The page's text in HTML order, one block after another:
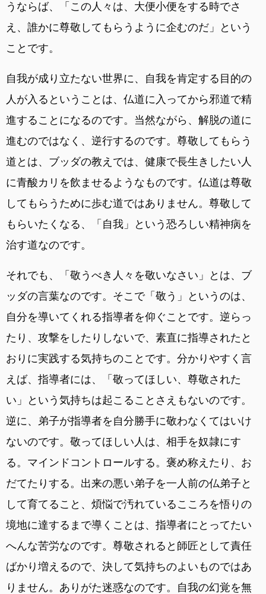
うならば、「この人々は、大便小便をする時でさ
え、誰かに尊敬してもらうように企むのだ」という
ことです。
自我が成り立たない世界に、自我を肯定する目的の
人が入るということは、仏道に入ってから邪道で精
進することになるのです。当然ながら、解脱の道に
進むのではなく、逆行するのです。尊敬してもらう
道とは、ブッダの教えでは、健康で長生きしたい人
に青酸カリを飲ませるようなものです。仏道は尊敬
してもらうために歩む道ではありません。尊敬して
もらいたくなる、「自我」という恐ろしい精神病を
治す道なのです。
それでも、「敬うべき人々を敬いなさい」とは、ブ
ッダの言葉なのです。そこで「敬う」というのは、
自分を導いてくれる指導者を仰ぐことです。逆らっ
たり、攻撃をしたりしないで、素直に指導されたと
おりに実践する気持ちのことです。分かりやすく言
えば、指導者には、「敬ってほしい、尊敬された
い」という気持ちは起こることさえもないのです。
逆に、弟子が指導者を自分勝手に敬わなくてはいけ
ないのです。敬ってほしい人は、相手を奴隷にす
る。マインドコントロールする。褒め称えたり、お
だてたりする。出来の悪い弟子を一人前の仏弟子と
して育てること、煩悩で汚れているこころを悟りの
境地に達するまで導くことは、指導者にとってたい
へんな苦労なのです。尊敬されると師匠として責任
ばかり増えるので、決して気持ちのよいものではあ
りません。ありがた迷惑なのです。自我の幻覚を無